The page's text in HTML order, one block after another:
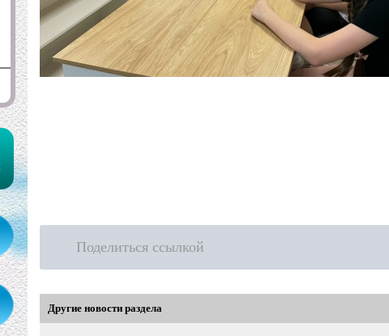
Поделиться ссылкой
Другие новости раздела